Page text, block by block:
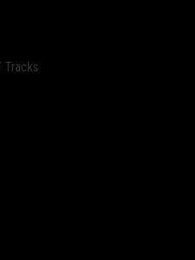
Tracks